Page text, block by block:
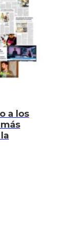
a los